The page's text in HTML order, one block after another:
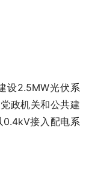
设2.5MW光伏系
政机关和公共建
接入配电系